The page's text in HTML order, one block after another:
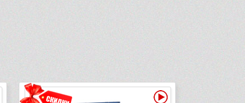
Видео